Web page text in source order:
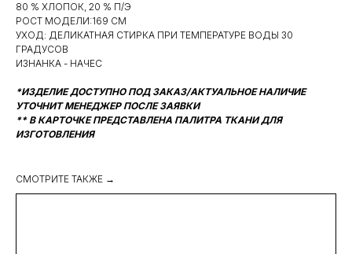
80 % ХЛОПОК, 20 % П/Э
РОСТ МОДЕЛИ:169 СМ
УХОД: ДЕЛИКАТНАЯ СТИРКА ПРИ ТЕМПЕРАТУРЕ ВОДЫ 30
ГРАДУСОВ
ИЗНАНКА - НАЧЕС
*ИЗДЕЛИЕ ДОСТУПНО ПОД ЗАКАЗ/АКТУАЛЬНОЕ НАЛИЧИЕ
УТОЧНИТ МЕНЕДЖЕР ПОСЛЕ ЗАЯВКИ
** В КАРТОЧКЕ ПРЕДСТАВЛЕНА ПАЛИТРА ТКАНИ ДЛЯ
ИЗГОТОВЛЕНИЯ
СМОТРИТЕ ТАКЖЕ →